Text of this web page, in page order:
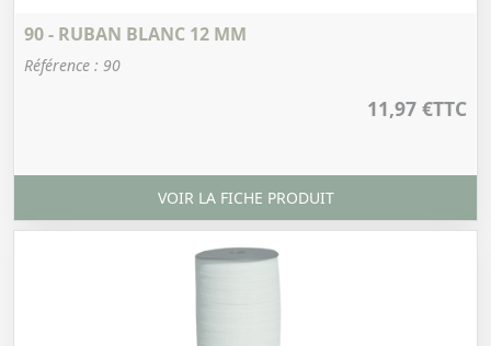
90 - RUBAN BLANC 12 MM
Référence : 90
11,97 €TTC
VOIR LA FICHE PRODUIT